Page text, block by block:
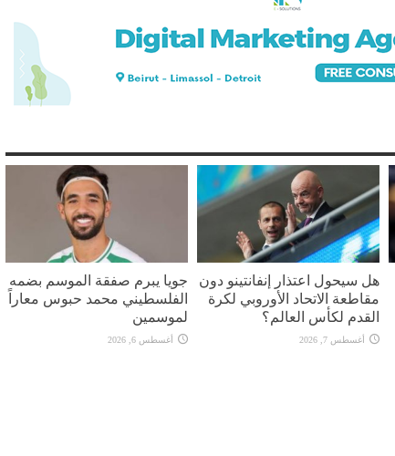
هل سيحول اعتذار إنفانتينو دون
مقاطعة الاتحاد الأوروبي لكرة
القدم لكأس العالم؟
أغسطس 7, 2026
جويا يبرم صفقة الموسم بضمه
الفلسطيني محمد حبوس معاراً
لموسمين
أغسطس 6, 2026